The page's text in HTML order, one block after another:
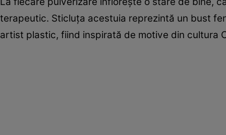
terapeutic. Sticluţa acestuia reprezintă un bust
artist plastic, fiind inspirată de motive din cultura